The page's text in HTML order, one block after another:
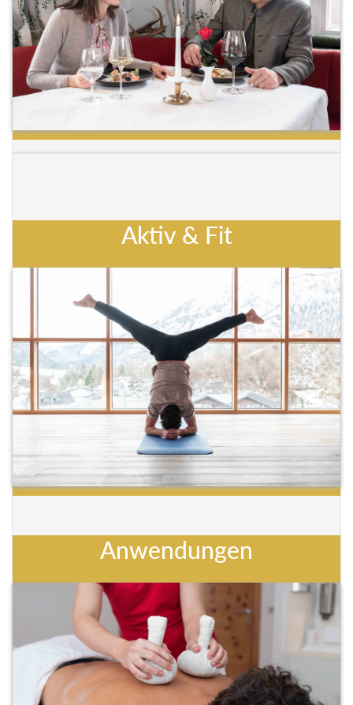
Aktiv & Fit
Anwendungen